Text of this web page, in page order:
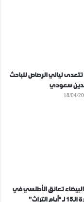
تتعدى ليالي الرصاص للباحث
سعودي
18/04/
البيضاء تعانق الأطلسي في
التراث”